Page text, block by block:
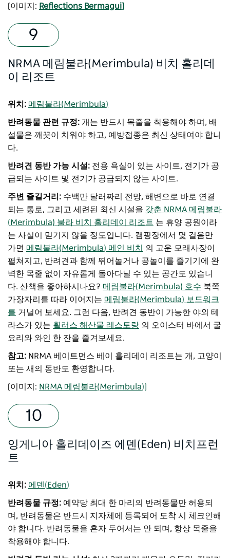
[이미지: Reflections Bermagui]
NRMA 메림불라(Merimbula) 비치 홀리데
이 리조트
위치: 메림불라(Merimbula)
반려동물 관련 규정: 개는 반드시 목줄을 착용해야 하며, 배
설물은 깨끗이 치워야 하고, 예방접종은 최신 상태여야 합니
다.
반려견 동반 가능 시설: 전용 욕실이 있는 사이트, 전기가 공
급되는 사이트 및 전기가 공급되지 않는 사이트.
주변 즐길거리: 수백만 달러짜리 전망, 해변으로 바로 연결
되는 통로, 그리고 세련된 최신 시설을 갖춘 NRMA 메림불라
(Merimbula) 불라 비치 홀리데이 리조트 는 휴양 공원이라
는 사실이 믿기지 않을 정도입니다. 캠핑장에서 몇 걸음만
가면 메림불라(Merimbula) 메인 비치
의 고운 모래사장이
펼쳐지고, 반려견과 함께 뛰어놀거나 공놀이를 즐기기에 완
벽한 목줄 없이 자유롭게 돌아다닐 수 있는 공간도 있습니
다. 산책을 좋아하시나요? 메림불라(Merimbula) 호수 북쪽
가장자리를 따라 이어지는 메림불라(Merimbula) 보드워크
를 거닐어 보세요. 그런 다음, 반려견 동반이 가능한 야외 테
라스가 있는 휠러스 해산물 레스토랑 의 오이스터 바에서 굴
요리와 와인 한 잔을 즐겨보세요.
참고: NRMA 베이트먼스 베이 홀리데이 리조트는 개, 고양이
또는 새의 동반도 환영합니다.
[이미지: NRMA 메림불라(Merimbula)]
잉게니아 홀리데이즈 에덴(Eden) 비치프런
트
위치: 에덴(Eden)
반려동물 규정: 예약당 최대 한 마리의 반려동물만 허용되
며, 반려동물은 반드시 지자체에 등록되어 도착 시 체크인해
야 합니다. 반려동물을 혼자 두어서는 안 되며, 항상 목줄을
착용해야 합니다.